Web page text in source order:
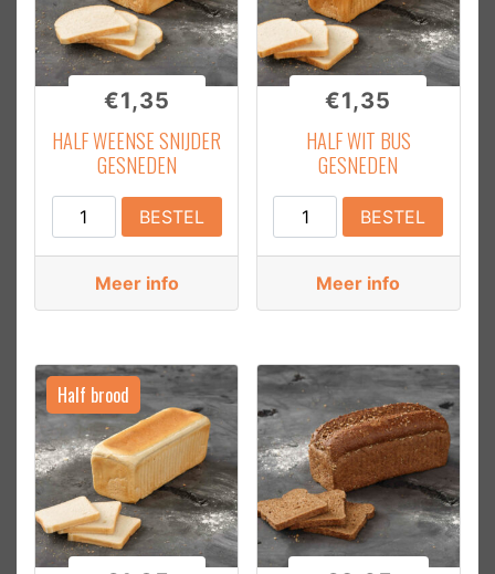
€1,35
HALF WEENSE SNIJDER
GESNEDEN
Half
Weense
snijder
Gesneden
aantal
BESTEL
Meer info
€1,35
HALF WIT BUS
GESNEDEN
Half
Wit
Bus
Gesneden
aantal
BESTEL
Meer info
Half brood